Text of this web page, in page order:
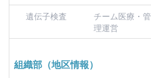
遺伝子検査
チーム医療・管
理運営
組織部（地区情報）